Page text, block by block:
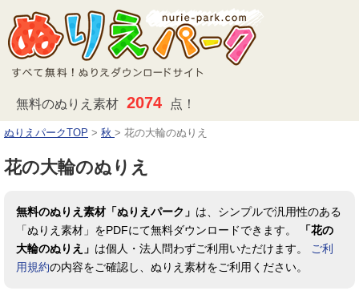
無料のぬりえ素材 2074 点！
ぬりえパークTOP > 秋 > 花の大輪のぬりえ
花の大輪のぬりえ
無料のぬりえ素材「ぬりえパーク」 は、シンプルで汎用性のある
「ぬりえ素材」をPDFにて無料ダウンロードできます。
「花の
大輪のぬりえ」 は個人・法人問わずご利用いただけます。
ご利
用規約の内容をご確認し、ぬりえ素材をご利用ください。